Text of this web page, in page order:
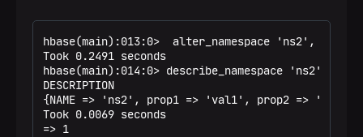
hbase(main):013:0>  alter_namespace 'ns2',
Took 0.2491 seconds
hbase(main):014:0> describe_namespace 'ns2'
DESCRIPTION
{NAME => 'ns2', prop1 => 'val1', prop2 => 'val2'}
Took 0.0069 seconds
=> 1